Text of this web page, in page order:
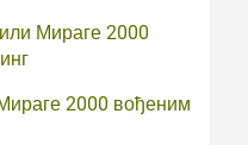
Мираге 2000
2000 вођеним